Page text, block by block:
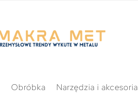
Obróbka Narzędzia i akcesoria